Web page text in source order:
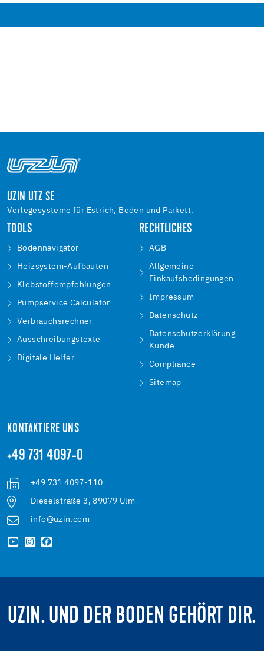
UZIN UTZ SE
Verlegesysteme für Estrich, Boden und Parkett.
TOOLS
Bodennavigator
Heizsystem-Aufbauten
Klebstoffempfehlungen
Pumpservice Calculator
Verbrauchsrechner
Ausschreibungstexte
Digitale Helfer
RECHTLICHES
AGB
Allgemeine
Einkaufsbedingungen
Impressum
Datenschutz
Datenschutzerklärung
Kunde
Compliance
Sitemap
KONTAKTIERE UNS
+49 731 4097-0
+49 731 4097-110
Dieselstraße 3, 89079 Ulm
info@uzin.com
UZIN. UND DER BODEN GEHÖRT DIR.